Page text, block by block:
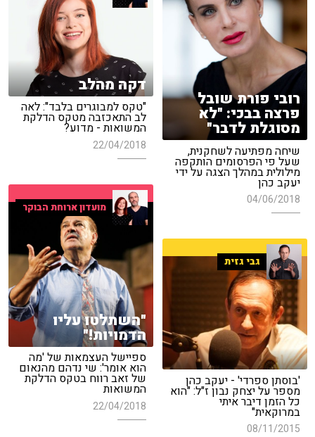
רובי פורת שובל
פרצה בבכי: "לא
מסוגלת לדבר"
שיחה מפתיעה לשחקנית,
שעל פי הפרסומים הותקפה
מילולית במהלך הצגה על ידי
יעקב כהן
04/06/2018
דקה מהלב
"טקס למבוגרים בלבד": לאה
לב התאכזבה מטקס הדלקת
המשואות - מדוע?
22/04/2018
מועדון ארוחת הבוקר
"השתלטו עליו
הדמויות!"
ספיישל העצמאות של 'מה
הוא אומר': שי נדהם מהנאום
של זאב רווח בטקס הדלקת
המשואות
22/04/2018
גבי גזית
'בוסתן ספרדי' - יעקב כהן
מספר על יצחק נבון ז"ל: "הוא
כל הזמן דיבר איתי
במרוקאית"
08/11/2015